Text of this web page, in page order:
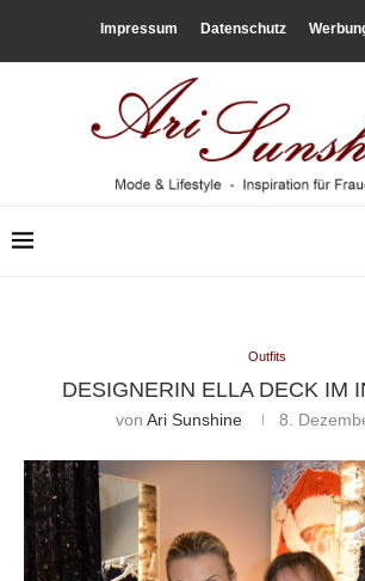
Impressum Datenschutz
Outfits
DESIGNERIN ELLA DECK IM
von Ari Sunshine 8.